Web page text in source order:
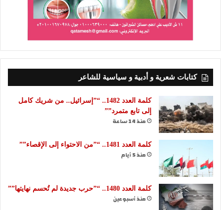
كتابات شعرية و أدبية و سياسية للشاعر
كلمة العدد 1482.. “”إسرائيل.. من شريك كامل
إلى تابع متمرد””
منذ 14 ساعة
كلمة العدد 1481.. “”من الاحتواء إلى الإقصاء””
منذ 5 أيام
كلمة العدد 1480.. “”حرب جديدة لم تُحسم نهايتها””
منذ أسبوعين